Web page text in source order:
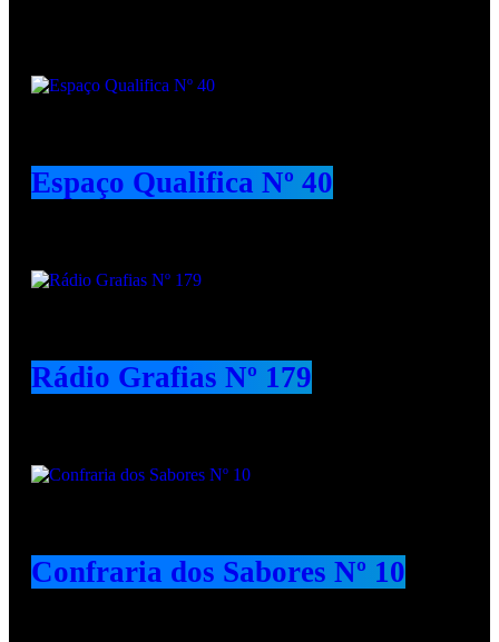
Espaço Qualifica Nº 40
Rádio Grafias Nº 179
Confraria dos Sabores Nº 10